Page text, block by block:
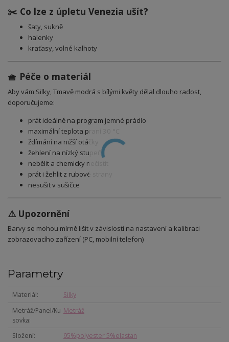
✂️ Co lze z úpletu Venezia ušít?
šaty, sukně
halenky
kraťasy, volné kalhoty
🧺 Péče o materiál
Aby vám Silky, Tmavě modrá s bílými květy dělal dlouho radost,
doporučujeme:
prát ideálně na program jemné prádlo
maximální teplota praní 30 °C
ždímání na nižší otáčky
žehlení na nízký stupeň
nebělit a chemicky nečistit
prát i žehlit z rubové strany
nesušit v sušičce
⚠️ Upozornění
Barvy se mohou mírně lišit v závislosti na nastavení a kalibraci
zobrazovacího zařízení (PC, mobilní telefon)
Parametry
Materiál
Silky
Metráž/Panel/Ku
sovka
Metráž
Složení
95%polyester 5%elastan